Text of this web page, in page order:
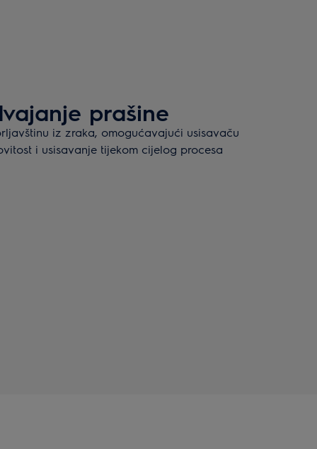
prašine
iz zraka, omogućavajući usisavaču
i usisavanje tijekom cijelog procesa